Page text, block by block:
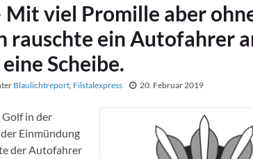
Mit viel Promille aber
rauschte ein Autofahrer
Scheibe.
Blaulichtreport, Filstalexpress 20. Februar 2019
in der
Einmündung
der Autofahrer